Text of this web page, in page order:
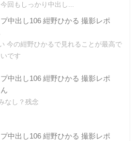
回もしっかり中出し...
中出し106 紺野ひかる 撮影レポ
今の紺野ひかるで見れることが最高で
です
中出し106 紺野ひかる 撮影レポ
なし？残念
中出し106 紺野ひかる 撮影レポ